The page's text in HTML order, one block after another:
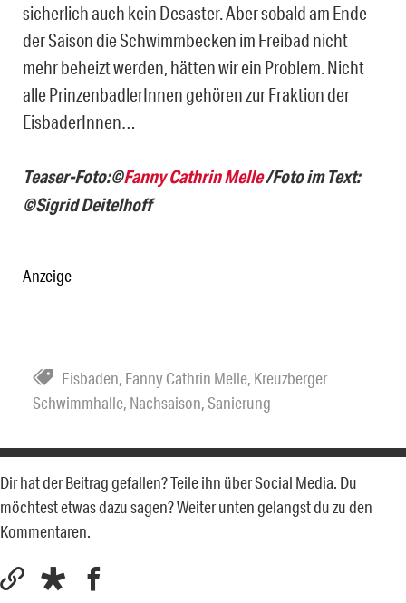
sicherlich auch kein Desaster. Aber sobald am Ende
der Saison die Schwimmbecken im Freibad nicht
mehr beheizt werden, hätten wir ein Problem. Nicht
alle PrinzenbadlerInnen gehören zur Fraktion der
EisbaderInnen…
Teaser-Foto:©Fanny Cathrin Melle/Foto im Text:
©Sigrid Deitelhoff
Anzeige
Eisbaden, Fanny Cathrin Melle, Kreuzberger
Schwimmhalle, Nachsaison,Sanierung
Dir hat der Beitrag gefallen? Teile ihn über Social Media. Du
möchtest etwas dazu sagen? Weiter unten gelangst du zu den
Kommentaren.